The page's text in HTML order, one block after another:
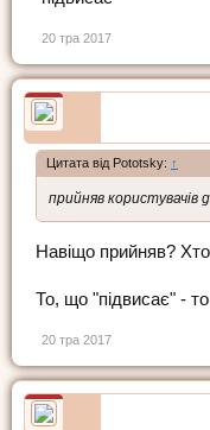
20 тра 2017
Цитата від Pototsky: ↑
прийняв користувачів
Навіщо прийняв? Хто
То, що "підвисає" -
20 тра 2017